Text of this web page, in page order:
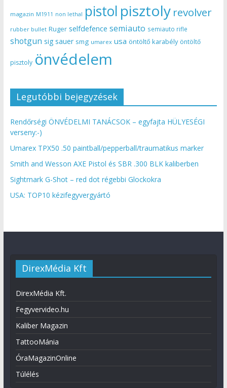
magazin M1911 non lethal pistol pisztoly revolver
rubber bullet Ruger selfdefence semiauto semiauto rifle
shotgun sig sauer smg umarex usa öntöltő karabély öntöltő
pisztoly önvédelem
Legutóbbi bejegyzések
Rendőrségi ÖNVÉDELMI TANÁCSOK – egyfajta HÜLYESÉGI
verseny:-)
Umarex TPX50 .50 paintball/pepperball/traumatikus marker
Smith and Wesson AXE Pistol és SBR .300 BLK kaliberben
Sightmark G-Shot – red dot régebbi Glockokra
USA: TOP10 kézifegyvergyártó
DirexMédia Kft
DirexMédia Kft.
Fegyvervideo.hu
Kaliber Magazin
TattooMánia
ÓraMagazinOnline
Túlélés